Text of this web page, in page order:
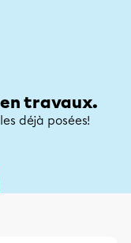
en travaux.
déjà posées!